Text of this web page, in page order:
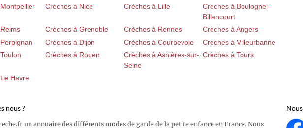
Crèches à Nice Crèches à Lille
Crèches à Boulogne-
Billancourt
Crèches à Grenoble Crèches à Rennes
Crèches à Angers
Crèches à Dijon Crèches à Courbevoie
Crèches à Villeurbanne
Crèches à Rouen
Crèches à Asnières-sur-
Seine
Crèches à Tours
Havre
nous ?
un annuaire des différents modes de garde de la petite enfance en France. Nous